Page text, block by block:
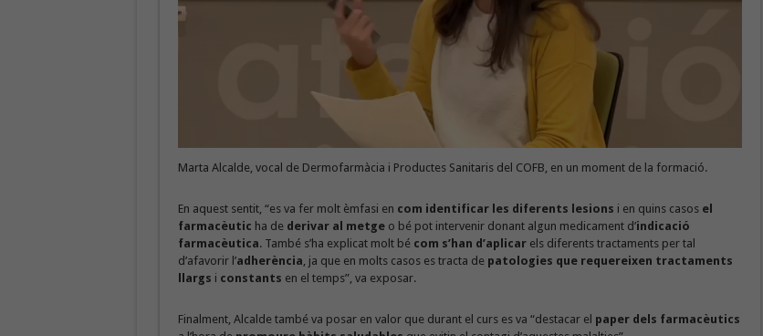
Marta Alcalde, vocal de Dermofarmàcia i Productes Sanitaris del COFB, en un moment de la formació.
En aquest sentit, “es va fer molt èmfasi en com identificar les diferents lesions i en quins casos el
farmacèutic ha de derivar al metgeo bé pot intervenir donant algun medicament d’indicació
farmacèutica. També s’ha explicat molt bécom s’han d’aplicar els diferents tractaments per tal
d’afavorir l’adherència , ja que en molts casos es tracta de patologies que requereixen tractaments
llargs i constants en el temps”, va exposar.
Finalment, Alcalde també va posar en valor que durant el curs es va “destacar el paper dels farmacèutics